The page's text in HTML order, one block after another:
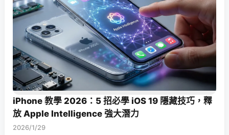
iPhone 教學 2026：5 招必學 iOS 19 隱藏技巧，釋
放 Apple Intelligence 強大潛力
2026/1/29